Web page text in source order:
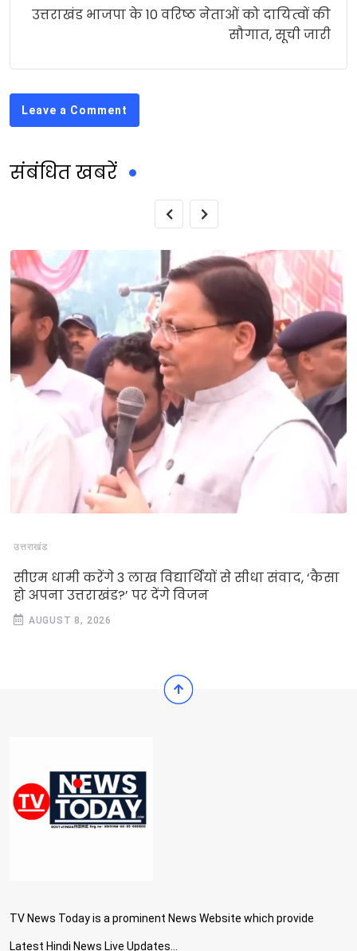
उत्तराखंड भाजपा के 10 वरिष्ठ नेताओं को दायित्वों की
सौगात, सूची जारी
Leave a Comment
संबंधित खबरें
उत्तराखंड
सीएम धामी करेंगे 3 लाख विद्यार्थियों से सीधा संवाद, ‘कैसा
हो अपना उत्तराखंड?’ पर देंगे विजन
AUGUST 8, 2026
TV News Today is a prominent News Website which provide
Latest Hindi News Live Updates...